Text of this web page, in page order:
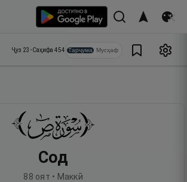
Ҷуз 23 •Саҳифа 454 Тарҷума Мусҳаф
Сод
88 оят • Маккӣ